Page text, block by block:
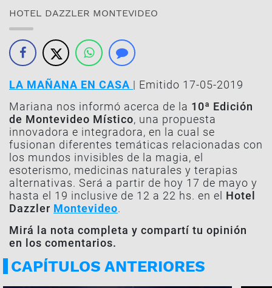
HOTEL DAZZLER MONTEVIDEO
LA MAÑANA EN CASA | Emitido 17-05-2019
Mariana nos informó acerca de la 10ª Edición
de Montevideo Místico, una propuesta
innovadora e integradora, en la cual se
fusionan diferentes temáticas relacionadas con
los mundos invisibles de la magia, el
esoterismo, medicinas naturales y terapias
alternativas. Será a partir de hoy 17 de mayo y
hasta el 19 inclusive de 12 a 22 hs. en el Hotel
Dazzler Montevideo.
Mirá la nota completa y compartí tu opinión
en los comentarios.
CAPÍTULOS ANTERIORES